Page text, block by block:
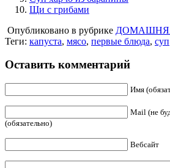
Щи с грибами
Опубликовано в рубрике
Теги: капуста, мясо, первые блюда, суп
Оставить комментарий
Имя
Mail (не
(обязательно)
Вебсайт